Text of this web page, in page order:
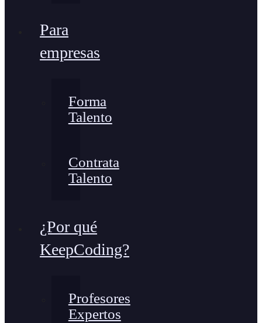
Para
empresas
Forma
Talento
Contrata
Talento
¿Por qué
KeepCoding?
Profesores
Expertos